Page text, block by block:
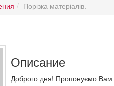
Порізка матеріалів.
Описание
Доброго дня! Пропонуємо Вам